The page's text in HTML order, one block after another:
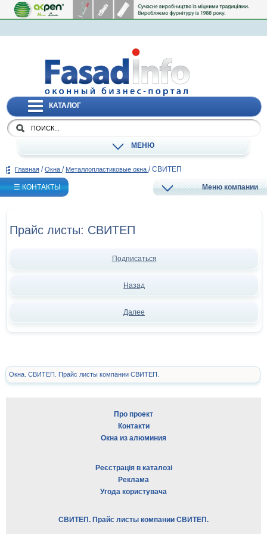
КАТАЛОГ
МЕНЮ
Главная / Окна / Металлопластиковые окна / СВИТЕП
☰ КОНТАКТЫ Меню компании
Прайс листы: СВИТЕП
Подписаться
Назад
Далее
Окна. СВИТЕП. Прайс листы компании СВИТЕП.
Про проект
Контакти
Окна из алюминия
Реєстрація в каталозі
Реклама
Угода користувача
СВИТЕП. Прайс листы компании СВИТЕП.